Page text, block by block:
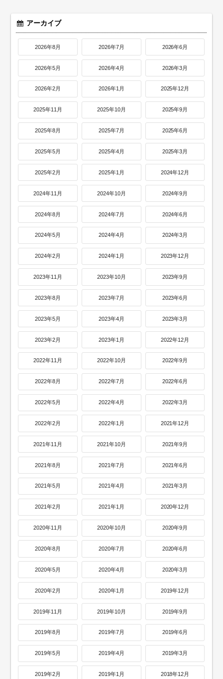
アーカイブ
2026年8月 2026年7月 2026年6月
2026年5月 2026年4月 2026年3月
2026年2月 2026年1月 2025年12月
2025年11月 2025年10月 2025年9月
2025年8月 2025年7月 2025年6月
2025年5月 2025年4月 2025年3月
2025年2月 2025年1月 2024年12月
2024年11月 2024年10月 2024年9月
2024年8月 2024年7月 2024年6月
2024年5月 2024年4月 2024年3月
2024年2月 2024年1月 2023年12月
2023年11月 2023年10月 2023年9月
2023年8月 2023年7月 2023年6月
2023年5月 2023年4月 2023年3月
2023年2月 2023年1月 2022年12月
2022年11月 2022年10月 2022年9月
2022年8月 2022年7月 2022年6月
2022年5月 2022年4月 2022年3月
2022年2月 2022年1月 2021年12月
2021年11月 2021年10月 2021年9月
2021年8月 2021年7月 2021年6月
2021年5月 2021年4月 2021年3月
2021年2月 2021年1月 2020年12月
2020年11月 2020年10月 2020年9月
2020年8月 2020年7月 2020年6月
2020年5月 2020年4月 2020年3月
2020年2月 2020年1月 2019年12月
2019年11月 2019年10月 2019年9月
2019年8月 2019年7月 2019年6月
2019年5月 2019年4月 2019年3月
2019年2月 2019年1月 2018年12月